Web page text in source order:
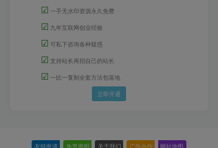
☑ 一手无水印资源永久免费
☑ 九年互联网创业经验
☑ 可私下咨询各种疑惑
☑ 支持站长再招自己的站长
☑ 一比一复制全套方法包落地
立即开通
友链申请 免责声明 关于我们 广告合作 网站地图